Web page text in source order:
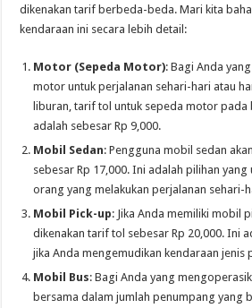
dikenakan tarif berbeda-beda. Mari kita
kendaraan ini secara lebih detail:
Motor (Sepeda Motor): Bagi Anda
motor untuk perjalanan sehari-hari atau
liburan, tarif tol untuk sepeda motor pada
adalah sebesar Rp 9,000.
Mobil Sedan: Pengguna mobil sedan
sebesar Rp 17,000. Ini adalah pilihan
orang yang melakukan perjalanan sehari-
Mobil Pick-up: Jika Anda memiliki mobil
dikenakan tarif tol sebesar Rp 20,000. Ini
jika Anda mengemudikan kendaraan jenis
Mobil Bus: Bagi Anda yang
bersama dalam jumlah penumpang yang